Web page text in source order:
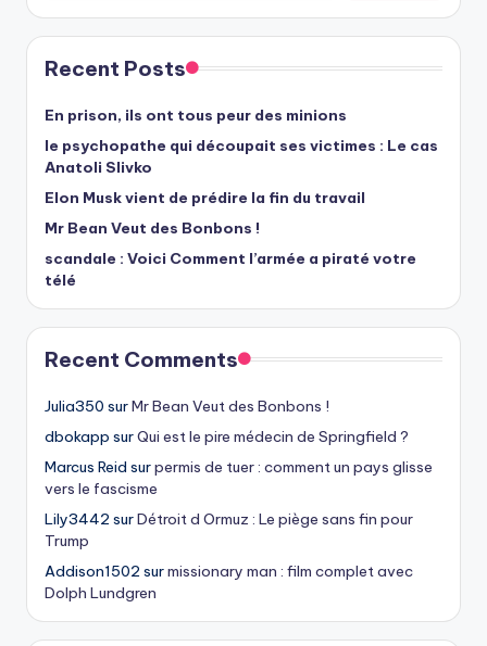
Recent Posts
En prison, ils ont tous peur des minions
le psychopathe qui découpait ses victimes : Le cas
Anatoli Slivko
Elon Musk vient de prédire la fin du travail
Mr Bean Veut des Bonbons !
scandale : Voici Comment l’armée a piraté votre
télé
Recent Comments
Julia350 surMr Bean Veut des Bonbons !
dbokapp surQui est le pire médecin de Springfield ?
Marcus Reid surpermis de tuer : comment un pays glisse
vers le fascisme
Lily3442 surDétroit d Ormuz : Le piège sans fin pour
Trump
Addison1502 surmissionary man : film complet avec
Dolph Lundgren